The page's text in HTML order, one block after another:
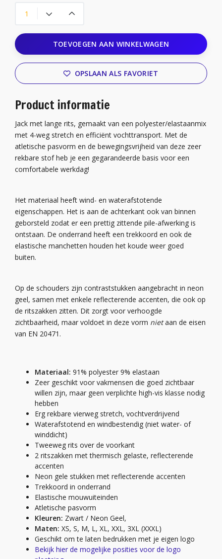
TOEVOEGEN AAN WINKELWAGEN
OPSLAAN ALS FAVORIET
Product informatie
Jack met lange rits, gemaakt van een polyester/elastaanmix
met 4-weg stretch en efficiënt vochttransport. Met de
atletische pasvorm en de bewegingsvrijheid van deze zeer
rekbare stof heb je een gegarandeerde basis voor een
comfortabele werkdag!
Het materiaal heeft wind- en waterafstotende
eigenschappen. Het is aan de achterkant ook van binnen
geborsteld zodat er een prettig zittende pile-afwerking is
ontstaan. De onderrand heeft een trekkoord en ook de
elastische manchetten houden het koude weer goed
buiten.
Op de schouders zijn contraststukken aangebracht in neon
geel, samen met enkele reflecterende accenten, die ook op
de ritszakken zitten. Dit zorgt voor verhoogde
zichtbaarheid, maar voldoet in deze vorm nietaan de eisen
van EN 20471.
Materiaal: 91% polyester 9% elastaan
Zeer geschikt voor vakmensen die goed zichtbaar
willen zijn, maar geen verplichte high-vis klasse nodig
hebben
Erg rekbare vierweg stretch, vochtverdrijvend
Waterafstotend en windbestendig (niet water- of
winddicht)
Tweeweg rits over de voorkant
2 ritszakken met thermisch gelaste, reflecterende
accenten
Neon gele stukken met reflecterende accenten
Trekkoord in onderrand
Elastische mouwuiteinden
Atletische pasvorm
Kleuren: Zwart / Neon Geel,
Maten: XS, S, M, L, XL, XXL, 3XL (XXXL)
Geschikt om te laten bedrukken met je eigen logo
Bekijk hier de mogelijke posities voor de logo